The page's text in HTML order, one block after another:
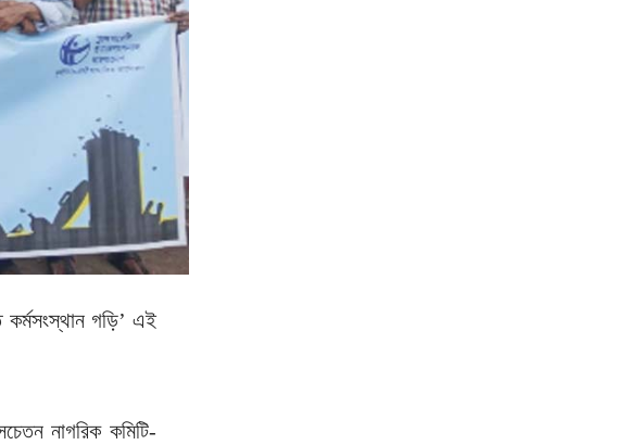
কর্মসংস্থান গড়ি’ এই
নাগরিক কমিটি-